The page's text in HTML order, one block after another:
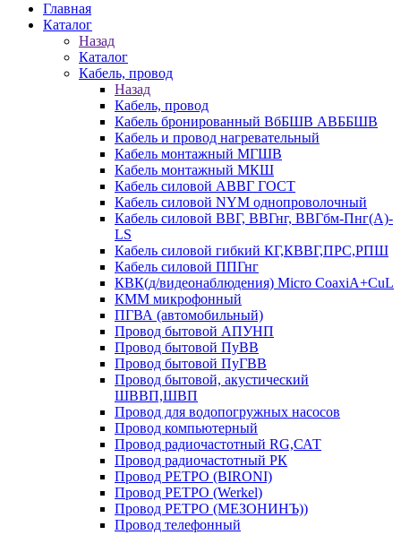
Главная
Каталог
Назад
Каталог
Кабель, провод
Назад
Кабель, провод
Кабель бронированный ВбБШВ АВББШВ
Кабель и провод нагревательный
Кабель монтажный МГШВ
Кабель монтажный МКШ
Кабель силовой АВВГ ГОСТ
Кабель силовой NYM однопроволочный
Кабель силовой ВВГ, ВВГнг, ВВГбм-Пнг(А)-
LS
Кабель силовой гибкий КГ,КВВГ,ПРС,РПШ
Кабель силовой ППГнг
КВК(д/видеонаблюдения) Micro CoaxiA+CuL
КММ микрофонный
ПГВА (автомобильный)
Провод бытовой АПУНП
Провод бытовой ПуВВ
Провод бытовой ПуГВВ
Провод бытовой, акустический
ШВВП,ШВП
Провод для водопогружных насосов
Провод компьютерный
Провод радиочастотный RG,САТ
Провод радиочастотный РК
Провод РЕТРО (BIRONI)
Провод РЕТРО (Werkel)
Провод РЕТРО (МЕЗОНИНЪ))
Провод телефонный